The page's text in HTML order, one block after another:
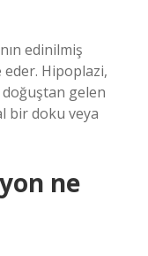
edinilmiş
Hipoplazi,
gelen
bir doku veya
ne